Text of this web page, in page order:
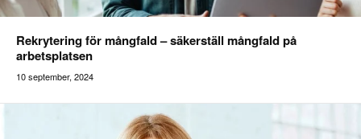
Addilon
Rekrytering för mångfald – säkerställ mångfald på
arbetsplatsen
10 september, 2024